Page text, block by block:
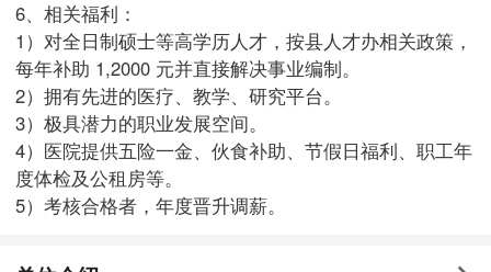
6、相关福利：
1）对全日制硕士等高学历人才，按县人才办相关政策，
每年补助 1,2000 元并直接解决事业编制。
2）拥有先进的医疗、教学、研究平台。
3）极具潜力的职业发展空间。
4）医院提供五险一金、伙食补助、节假日福利、职工年
度体检及公租房等。
5）考核合格者，年度晋升调薪。